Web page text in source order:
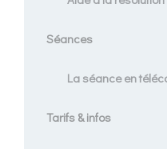
Séances
La séance en
Tarifs & infos